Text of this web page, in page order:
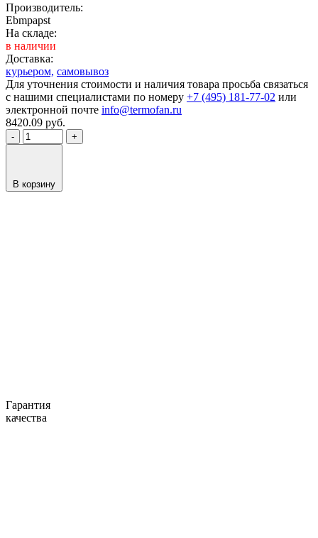
Производитель:
Ebmpapst
На складе:
в наличии
Доставка:
курьером, самовывоз
Для уточнения стоимости и наличия товара просьба связаться
с нашими специалистами по номеру +7 (495) 181-77-02 или
электронной почте info@termofan.ru
8420.09 руб.
- +
В корзину
Гарантия
качества